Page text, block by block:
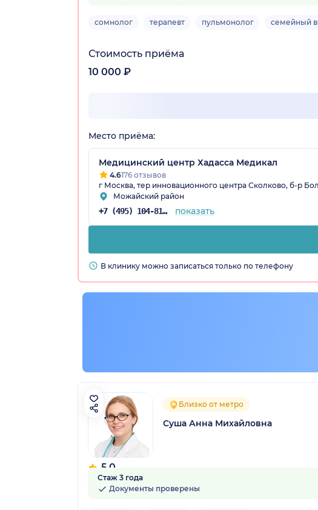
сомнолог терапевт пульмонолог семейный
Стоимость приёма
10 000 ₽
Место приёма:
Медицинский центр Хадасса Медикал
4.6176 отзывов
г Москва, тер инновационного центра Сколково, б-р
Можайский район
+7 (495) 104-81-22 показать
В клинику можно записаться только по телефону
5.0
3 отзыва
Близко от метро
Суша Анна Михайловна
Стаж 3 года
Документы проверены